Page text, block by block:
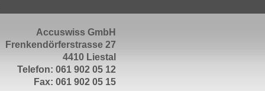
Accuswiss GmbH
Frenkendörferstrasse 27
4410 Liestal
Telefon: 061 902 05 12
Fax: 061 902 05 15